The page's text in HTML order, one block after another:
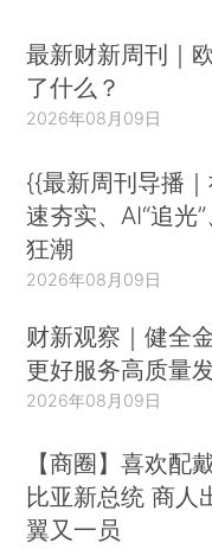
最新财新周刊｜
了什么？
2026年08月09日
{{最新周刊导播
速夯实、AI“追光
狂潮
2026年08月09日
财新观察｜健全
更好服务高质量
2026年08月09日
【商圈】喜欢配
比亚新总统 商人
翼又一员